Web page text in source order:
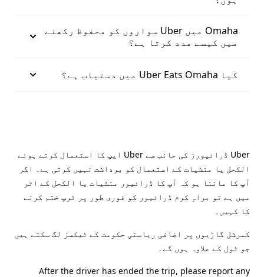
Omaha میں Uber سواروں کو محفوظ رکھنے
میں کیسے مدد کرتا ہے؟
کیا Uber Eats Omaha میں دستیاب ہے؟
Uber ڈرائیورز کی جانب سے Uber ایپ کا استعمال کرتے ہوئے
الکحل یا منشیات کے استعمال کو برداشت نہیں کرتی ہے۔ اگر
آپ کا ماننا ہو کہ آپ کا ڈرائیور منشیات یا الکحل کے اثر
میں ہے تو براہِ کرم ڈرائیور کو فوری طور پر ٹرپ ختم کرنے
کا کہیں۔
کمرشل گاڑیوں پر اضافی ریاستی حکومت کے ٹیکسز لگ سکتے ہیں
جو ٹول کے علاوہ ہوں گے۔
After the driver has ended the trip, please report any